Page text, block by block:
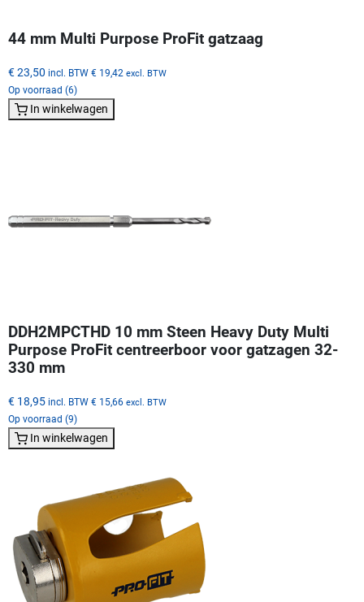
44 mm Multi Purpose ProFit gatzaag
€ 23,50 incl. BTW € 19,42 excl. BTW
Op voorraad (6)
In winkelwagen
DDH2MPCTHD 10 mm Steen Heavy Duty Multi
Purpose ProFit centreerboor voor gatzagen 32-
330 mm
€ 18,95 incl. BTW € 15,66 excl. BTW
Op voorraad (9)
In winkelwagen